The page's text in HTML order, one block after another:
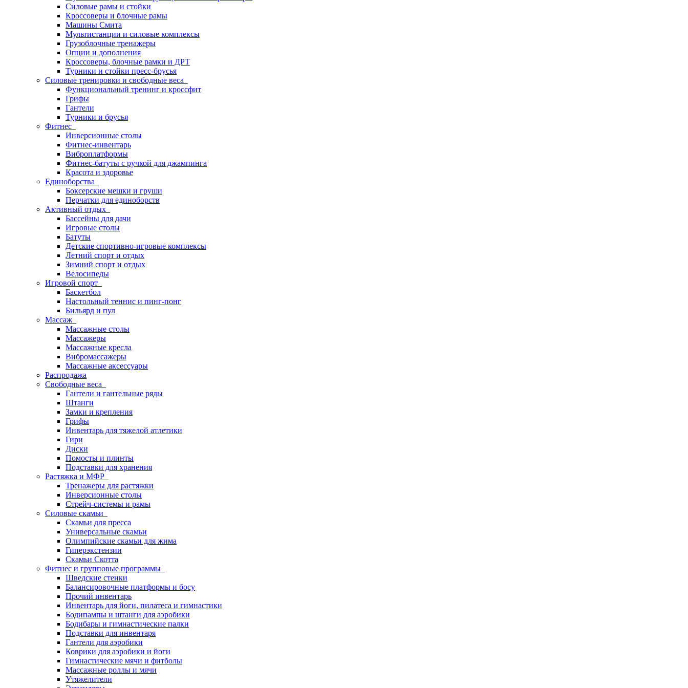
Силовые рамы и стойки
Кроссоверы и блочные рамы
Машины Смита
Мультистанции и силовые комплексы
Грузоблочные тренажеры
Опции и дополнения
Кроссоверы, блочные рамки и ДРТ
Турники и стойки пресс-брусья
Силовые тренировки и свободные веса
Функциональный тренинг и кроссфит
Грифы
Гантели
Турники и брусья
Фитнес
Инверсионные столы
Фитнес-инвентарь
Виброплатформы
Фитнес-батуты с ручкой для джампинга
Красота и здоровье
Единоборства
Боксерские мешки и груши
Перчатки для единоборств
Активный отдых
Бассейны для дачи
Игровые столы
Батуты
Детские спортивно-игровые комплексы
Летний спорт и отдых
Зимний спорт и отдых
Велосипеды
Игровой спорт
Баскетбол
Настольный теннис и пинг-понг
Бильярд и пул
Массаж
Массажные столы
Массажеры
Массажные кресла
Вибромассажеры
Массажные аксессуары
Распродажа
Свободные веса
Гантели и гантельные ряды
Штанги
Замки и крепления
Грифы
Инвентарь для тяжелой атлетики
Гири
Диски
Помосты и плинты
Подставки для хранения
Растяжка и МФР
Тренажеры для растяжки
Инверсионные столы
Стрейч-системы и рамы
Силовые скамьи
Скамьи для пресса
Универсальные скамьи
Олимпийские скамьи для жима
Гиперэкстензии
Скамьи Скотта
Фитнес и групповые программы
Шведские стенки
Балансировочные платформы и босу
Прочий инвентарь
Инвентарь для йоги, пилатеса и гимнастики
Бодипампы и штанги для аэробики
Бодибары и гимнастические палки
Подставки для инвентаря
Гантели для аэробики
Коврики для аэробики и йоги
Гимнастические мячи и фитболы
Массажные роллы и мячи
Утяжелители